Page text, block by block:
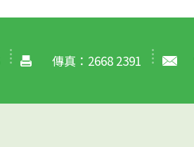
傳真：2668 2391